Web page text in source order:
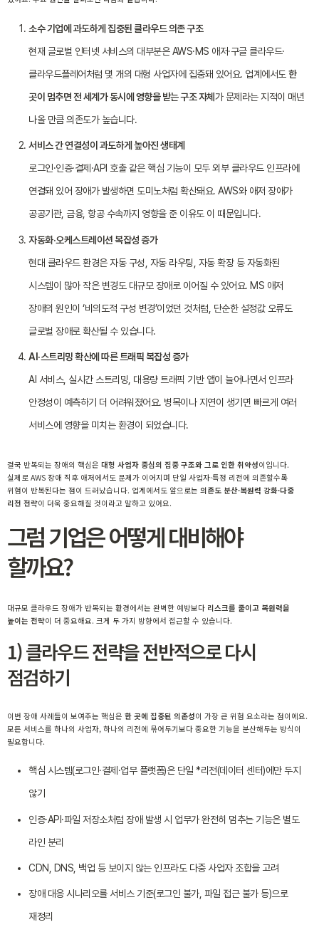
소수 기업에 과도하게 집중된 클라우드 의존 구조
현재 글로벌 인터넷 서비스의 대부분은 AWS·MS 애저·구글 클라우드·
클라우드플레어처럼 몇 개의 대형 사업자에 집중돼 있어요. 업계에서도한
곳이 멈추면 전 세계가 동시에 영향을 받는 구조 자체 가 문제라는 지적이 매년
나올 만큼 의존도가 높습니다.
서비스 간 연결성이 과도하게 높아진 생태계
로그인·인증·결제·API 호출 같은 핵심 기능이 모두 외부 클라우드 인프라에
연결돼 있어 장애가 발생하면 도미노처럼 확산돼요. AWS와 애저 장애가
공공기관, 금융, 항공 수속까지 영향을 준 이유도 이 때문입니다.
자동화·오케스트레이션 복잡성 증가
현대 클라우드 환경은 자동 구성, 자동 라우팅, 자동 확장 등 자동화된
시스템이 많아 작은 변경도 대규모 장애로 이어질 수 있어요. MS 애저
장애의 원인이 ‘비의도적 구성 변경’이었던 것처럼, 단순한 설정값 오류도
글로벌 장애로 확산될 수 있습니다.
AI·스트리밍 확산에 따른 트래픽 복잡성 증가
AI 서비스, 실시간 스트리밍, 대용량 트래픽 기반 앱이 늘어나면서 인프라
안정성이 예측하기 더 어려워졌어요. 병목이나 지연이 생기면 빠르게 여러
서비스에 영향을 미치는 환경이 되었습니다.
결국 반복되는 장애의 핵심은 대형 사업자 중심의 집중 구조와 그로 인한 취약성이입니다.
실제로 AWS 장애 직후 애저에서도 문제가 이어지며 단일 사업자·특정 리전에 의존할수록
위험이 반복된다는 점이 드러났습니다. 업계에서도 앞으로는 의존도 분산·복원력 강화·다중
리전 전략이 더욱 중요해질 것이라고 말하고 있어요.
그럼 기업은 어떻게 대비해야
할까요?
대규모 클라우드 장애가 반복되는 환경에서는 완벽한 예방보다 리스크를 줄이고 복원력을
높이는 전략이 더 중요해요. 크게 두 가지 방향에서 접근할 수 있습니다.
1) 클라우드 전략을 전반적으로 다시
점검하기
이번 장애 사례들이 보여주는 핵심은 한 곳에 집중된 의존성이 가장 큰 위험 요소라는 점이에요.
모든 서비스를 하나의 사업자, 하나의 리전에 묶어두기보다 중요한 기능을 분산해두는 방식이
필요합니다.
핵심 시스템(로그인·결제·업무 플랫폼)은 단일 *리전(데이터 센터)에만 두지
않기
인증·API·파일 저장소처럼 장애 발생 시 업무가 완전히 멈추는 기능은 별도
라인 분리
CDN, DNS, 백업 등 보이지 않는 인프라도 다중 사업자 조합을 고려
장애 대응 시나리오를 서비스 기준(로그인 불가, 파일 접근 불가 등)으로
재정리